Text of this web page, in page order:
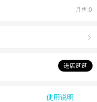
月售:0

进店逛逛
使用说明